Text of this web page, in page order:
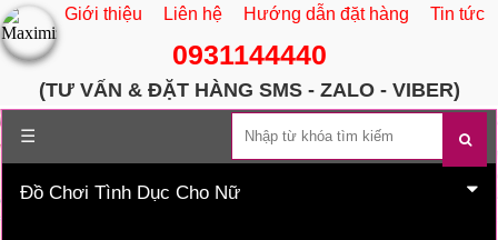
Giới thiệu Liên hệ Hướng dẫn đặt hàng Tin tức
0931144440
(TƯ VẤN & ĐẶT HÀNG SMS - ZALO - VIBER)
☰
Trang chủ
Đồ Chơi Tình Dục Cho Nữ